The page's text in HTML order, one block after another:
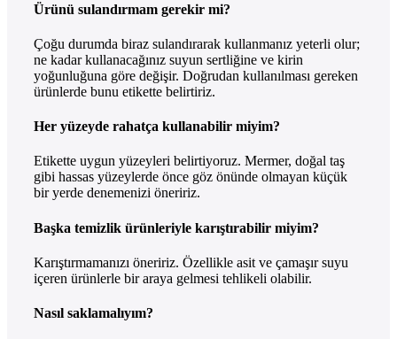
Ürünü sulandırmam gerekir mi?
Çoğu durumda biraz sulandırarak kullanmanız yeterli olur;
ne kadar kullanacağınız suyun sertliğine ve kirin
yoğunluğuna göre değişir. Doğrudan kullanılması gereken
ürünlerde bunu etikette belirtiriz.
Her yüzeyde rahatça kullanabilir miyim?
Etikette uygun yüzeyleri belirtiyoruz. Mermer, doğal taş
gibi hassas yüzeylerde önce göz önünde olmayan küçük
bir yerde denemenizi öneririz.
Başka temizlik ürünleriyle karıştırabilir miyim?
Karıştırmamanızı öneririz. Özellikle asit ve çamaşır suyu
içeren ürünlerle bir araya gelmesi tehlikeli olabilir.
Nasıl saklamalıyım?